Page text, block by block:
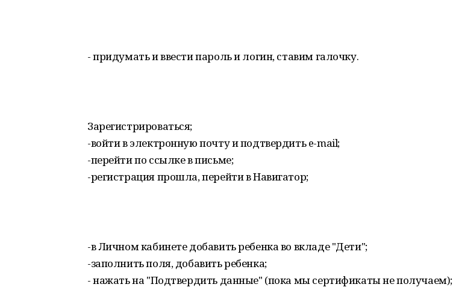
- придумать и ввести пароль и логин, ставим галочку.
Зарегистрироваться;
-войти в электронную почту и подтвердить e-mail;
-перейти по ссылке в письме;
-регистрация прошла, перейти в Навигатор;
-в Личном кабинете добавить ребенка во вкладе "Дети";
-заполнить поля, добавить ребенка;
- нажать на "Подтвердить данные" (пока мы сертификаты не получаем);